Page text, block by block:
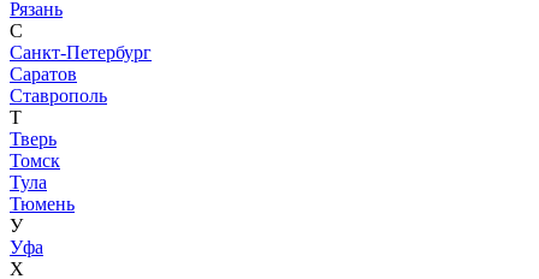
Рязань
С
Санкт-Петербург
Саратов
Ставрополь
Т
Тверь
Томск
Тула
Тюмень
У
Уфа
Х